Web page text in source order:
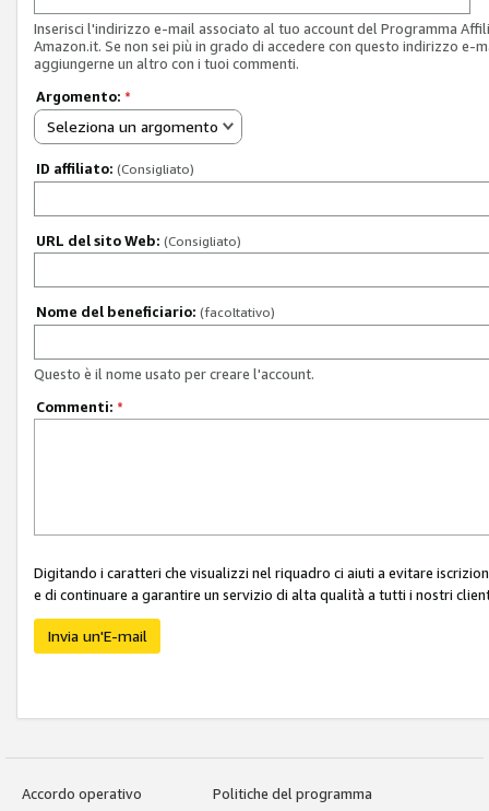
Inserisci l'indirizzo e-mail associato al tuo account del Programma
Amazon.it. Se non sei più in grado di accedere con questo indirizzo e-
aggiungerne un altro con i tuoi commenti.
Argomento: *
Seleziona un argomento
ID affiliato: (Consigliato)
URL del sito Web: (Consigliato)
Nome del beneficiario: (facoltativo)
Questo è il nome usato per creare l'account.
Commenti: *
Digitando i caratteri che visualizzi nel riquadro ci aiuti a evitare
e di continuare a garantire un servizio di alta qualità a tutti i nostri
Invia un'E-mail
Accordo operativo
Politiche del programma